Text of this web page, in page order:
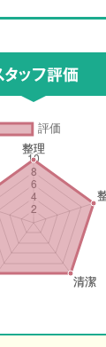
タッフ評価